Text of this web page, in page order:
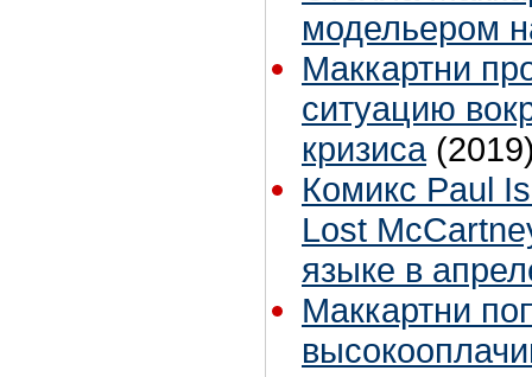
модельером
Маккартни
ситуацию
кризиса
Комикс Paul
Lost
языке в
Маккартни